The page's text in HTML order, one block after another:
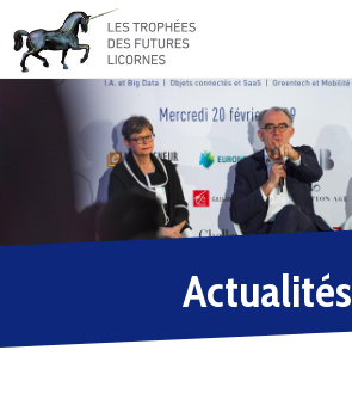
Actualités